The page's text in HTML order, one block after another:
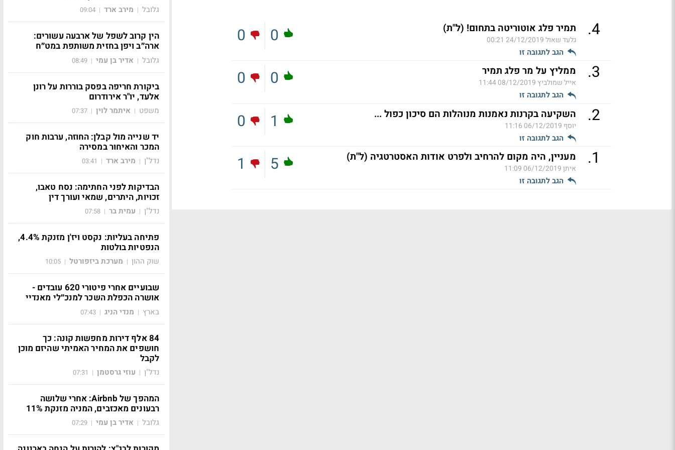
4
. תמיר פלג אוטוריטה בתחום! (ל"ת)
גלעד שאול24/12/2019 00:21
הגב לתגובה זו
0
0
3
. ממליץ על מר פלג תמיר
אייל שמולביץ 08/12/2019 11:44
הגב לתגובה זו
0
0
2
. השקיעה בקרנות נאמנות מנוהלות הם סיכון כפול ...
יוסף 06/12/2019 11:16
הגב לתגובה זו
1
0
1
. מעניין, היה מקום להרחיב ולפרט אודות האסטרטגיה (ל"ת)
איתן06/12/2019 11:09
הגב לתגובה זו
5
1
גלובל | מירב ארד |
09:04
הין קרוב לשפל של ארבעה עשורים:
ארה״ב ויפן בחזית משותפת במט״ח
גלובל | אדיר בן עמי |
08:49
ביקורת חריפה בפסק בוררות על רונן
אלעד, יו"ר אירודרום
משפט | איתמר לוין |
07:37
יד שנייה מול קבלן: החוזה, ערבות חוק
המכר והאיחור במסירה
נדל"ן | מירב ארד |
03:41
הבדיקות לפני החתימה: נסח טאבו,
זכויות, היתרים, שמאי ועורך דין
נדל"ן | עמית בר |
07:58
פתיחה בעליות: נקסט ויז'ן מזנקת 4.4%,
הנפטיות בולטות
שוק ההון | מערכת ביזפורטל |
10:05
שבועיים אחרי פיטורי 620 עובדים -
אושרה הכפלת השכר למנכ״לי מאנדיי
בארץ | מנדי הניג |
07:43
84 אלף דירות מחפשות קונה: כך
חושפים את המחיר האמיתי שהיזם מוכן
לקבל
נדל"ן | עוזי גרסטמן |
07:31
המהפך של Airbnb: אחרי שלושה
רבעונים מאכזבים, המניה מזנקת 11%
גלובל | אדיר בן עמי |
07:29